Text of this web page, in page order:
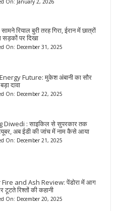
रियाल बुरी तरह गिरा, ईरान में छात्रों
सड़कों पर दिखा
On: December 31, 2025
Future: मुकेश अंबानी का सौर
दावा
On: December 22, 2025
Diwedi : साइकिल से सुपरकार तक
अब ईडी की जांच में नाम कैसे आया
On: December 21, 2025
and Ash Review: पेंडोरा में आग
टूटते रिश्तों की कहानी
On: December 20, 2025